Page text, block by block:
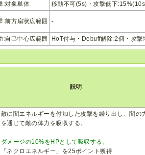
:対象単体
移動不可(5s)・攻撃低下
:前方扇状広範囲 -
:自己中心広範囲 HoT付与・Debuff解除:2個・攻
説明
敵に闇エネルギーを付加した攻撃を繰り出し、闇の
を通じて敵の体力を吸収する。
ダメージの10%をHPとして吸収する。
「ネクロエネルギー」を25ポイント獲得